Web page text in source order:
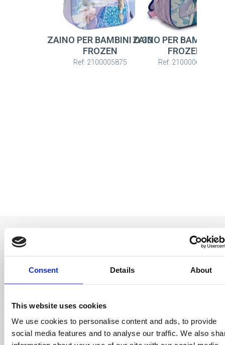
Consent Details About
This website uses cookies
We use cookies to personalise content and ads, to provide
social media features and to analyse our traffic. We also
ZAINO PER BAMBINI O 3D
FROZEN
Ref: 2100005875
ZAINO PER BAMBINI
FROZEN
Ref: 2100006573
Sii il primo a
saperlo
Offerte speciali, eventi e notizie dal mondo del
licensing, tutto con un semplice clic.